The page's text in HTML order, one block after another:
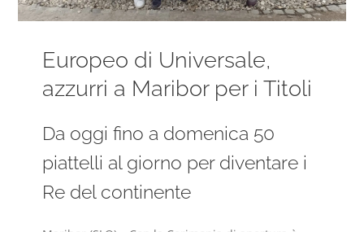
Europeo di Universale,
azzurri a Maribor per i Titoli
Da oggi fino a domenica 50
piattelli al giorno per diventare i
Re del continente